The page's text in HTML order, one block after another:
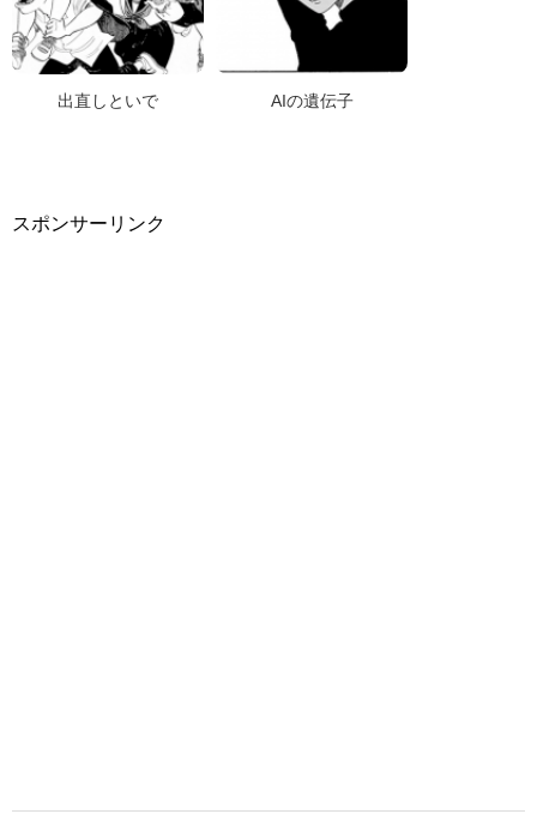
出直しといで AIの遺伝子
スポンサーリンク